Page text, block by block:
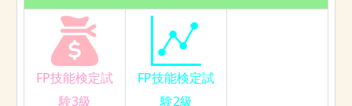
FP技能検定試
験3級
FP技能検定試
験2級